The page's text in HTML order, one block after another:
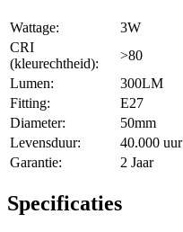
Wattage: 3W
CRI
(kleurechtheid):
>80
Lumen:
300LM
Fitting:
E27
Diameter:
50mm
Levensduur:
40.000 uur
Garantie:
2 Jaar
Specificaties